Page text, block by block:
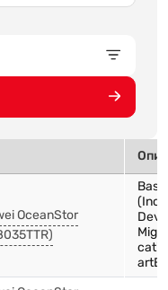
OceanStor